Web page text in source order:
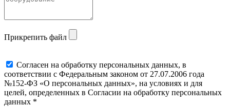
Прикрепить файл
Cогласен на обработку персональных данных, в
соответствии с Федеральным законом от 27.07.2006 года
№152-ФЗ «О персональных данных», на условиях и для
целей, определенных в Согласии на обработку персональных
данных *